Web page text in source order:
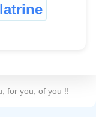
latrine
for you, of you !!